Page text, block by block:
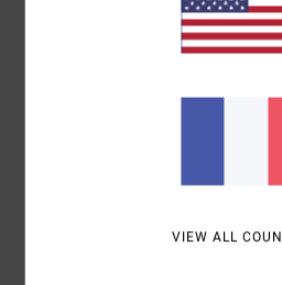
Panneaux latéraux coupés
Fait partie de la collection
[Matière
VIEW ALL